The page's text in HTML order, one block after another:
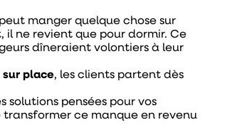
manger quelque chose sur
il ne revient que pour dormir. Ce
dîneraient volontiers à leur
place, les clients partent dès
solutions pensées pour vos
ce manque en revenu